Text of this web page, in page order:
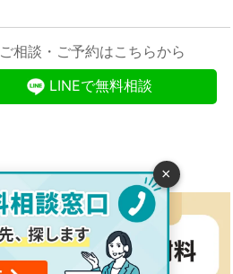
ご相談・ご予約はこちらから
LINEで無料相談
×